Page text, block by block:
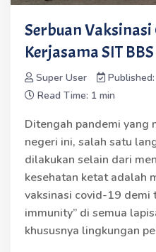
Serbuan Vaksinasi
Kerjasama SIT
Super User
Read Time: 1 min
Ditengah pandemi yang
negeri ini, salah satu
dilakukan selain dari
kesehatan ketat adalah
vaksinasi covid-19 demi
immunity” di semua
khususnya lingkungan